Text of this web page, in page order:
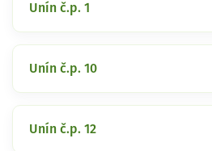
Unín č.p. 1
Unín č.p. 10
Unín č.p. 12